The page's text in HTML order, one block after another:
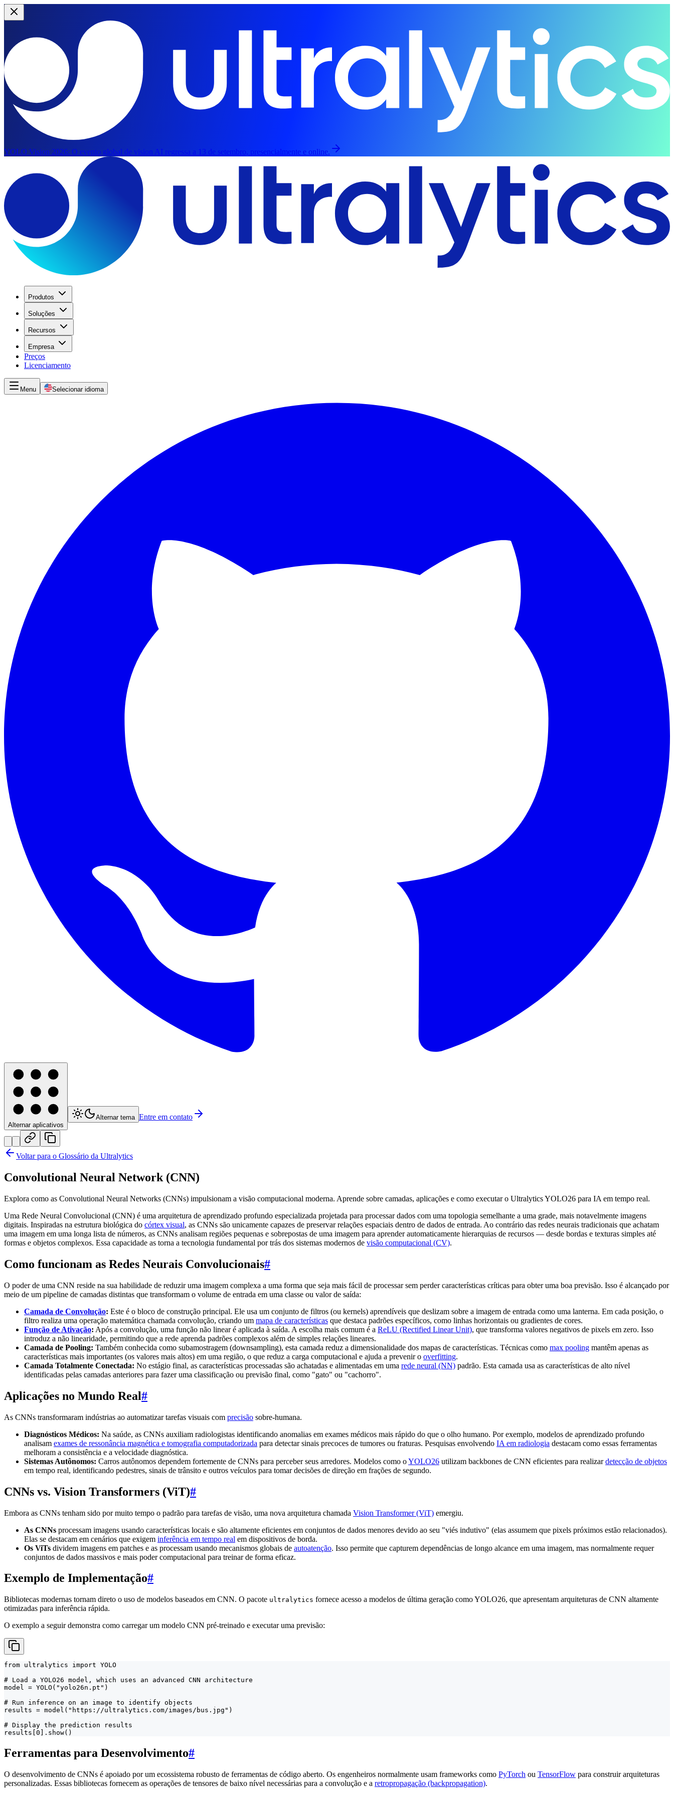
YOLO Vision 2026: O evento global de vision AI regressa a 13 de setembro, presencialmente e online.
Produtos
Soluções
Recursos
Empresa
Preços
Licenciamento
Menu Selecionar idioma
Alternar aplicativos
Alternar tema Entre em contato
Voltar para o Glossário da Ultralytics
Convolutional Neural Network (CNN)
Explora como as Convolutional Neural Networks (CNNs) impulsionam a visão computacional moderna. Aprende sobre camadas, aplicações e como executar o Ultralytics YOLO26 para IA em tempo real.
Uma Rede Neural Convolucional (CNN) é uma arquitetura de aprendizado profundo especializada projetada para processar dados com uma topologia semelhante a uma grade, mais notavelmente imagens
digitais. Inspiradas na estrutura biológica do córtex visual, as CNNs são unicamente capazes de preservar relações espaciais dentro de dados de entrada. Ao contrário das redes neurais tradicionais que achatam
uma imagem em uma longa lista de números, as CNNs analisam regiões pequenas e sobrepostas de uma imagem para aprender automaticamente hierarquias de recursos — desde bordas e texturas simples até
formas e objetos complexos. Essa capacidade as torna a tecnologia fundamental por trás dos sistemas modernos de visão computacional (CV).
Como funcionam as Redes Neurais Convolucionais#
O poder de uma CNN reside na sua habilidade de reduzir uma imagem complexa a uma forma que seja mais fácil de processar sem perder características críticas para obter uma boa previsão. Isso é alcançado por
meio de um pipeline de camadas distintas que transformam o volume de entrada em uma classe ou valor de saída:
Camada de Convolução: Este é o bloco de construção principal. Ele usa um conjunto de filtros (ou kernels) aprendíveis que deslizam sobre a imagem de entrada como uma lanterna. Em cada posição, o
filtro realiza uma operação matemática chamada convolução, criando um mapa de características que destaca padrões específicos, como linhas horizontais ou gradientes de cores.
Função de Ativação: Após a convolução, uma função não linear é aplicada à saída. A escolha mais comum é a ReLU (Rectified Linear Unit), que transforma valores negativos de pixels em zero. Isso
introduz a não linearidade, permitindo que a rede aprenda padrões complexos além de simples relações lineares.
Camada de Pooling: Também conhecida como subamostragem (downsampling), esta camada reduz a dimensionalidade dos mapas de características. Técnicas como max pooling mantêm apenas as
características mais importantes (os valores mais altos) em uma região, o que reduz a carga computacional e ajuda a prevenir o overfitting.
Camada Totalmente Conectada: No estágio final, as características processadas são achatadas e alimentadas em uma rede neural (NN) padrão. Esta camada usa as características de alto nível
identificadas pelas camadas anteriores para fazer uma classificação ou previsão final, como "gato" ou "cachorro".
Aplicações no Mundo Real#
As CNNs transformaram indústrias ao automatizar tarefas visuais com precisão sobre-humana.
Diagnósticos Médicos: Na saúde, as CNNs auxiliam radiologistas identificando anomalias em exames médicos mais rápido do que o olho humano. Por exemplo, modelos de aprendizado profundo
analisam exames de ressonância magnética e tomografia computadorizada para detectar sinais precoces de tumores ou fraturas. Pesquisas envolvendo IA em radiologia destacam como essas ferramentas
melhoram a consistência e a velocidade diagnóstica.
Sistemas Autônomos: Carros autônomos dependem fortemente de CNNs para perceber seus arredores. Modelos como oYOLO26 utilizam backbones de CNN eficientes para realizardetecção de objetos
em tempo real, identificando pedestres, sinais de trânsito e outros veículos para tomar decisões de direção em frações de segundo.
CNNs vs. Vision Transformers (ViT)#
Embora as CNNs tenham sido por muito tempo o padrão para tarefas de visão, uma nova arquitetura chamada Vision Transformer (ViT) emergiu.
As CNNs processam imagens usando características locais e são altamente eficientes em conjuntos de dados menores devido ao seu "viés indutivo" (elas assumem que pixels próximos estão relacionados).
Elas se destacam em cenários que exigem inferência em tempo real em dispositivos de borda.
Os ViTs dividem imagens em patches e as processam usando mecanismos globais de autoatenção. Isso permite que capturem dependências de longo alcance em uma imagem, mas normalmente requer
conjuntos de dados massivos e mais poder computacional para treinar de forma eficaz.
Exemplo de Implementação#
Bibliotecas modernas tornam direto o uso de modelos baseados em CNN. O pacote ultralytics fornece acesso a modelos de última geração como YOLO26, que apresentam arquiteturas de CNN altamente
otimizadas para inferência rápida.
O exemplo a seguir demonstra como carregar um modelo CNN pré-treinado e executar uma previsão:
from ultralytics import YOLO
# Load a YOLO26 model, which uses an advanced CNN architecture
model = YOLO("yolo26n.pt")
# Run inference on an image to identify objects
results = model("https://ultralytics.com/images/bus.jpg")
# Display the prediction results
results[0].show()
Ferramentas para Desenvolvimento#
O desenvolvimento de CNNs é apoiado por um ecossistema robusto de ferramentas de código aberto. Os engenheiros normalmente usam frameworks como PyTorch ou TensorFlow para construir arquiteturas
personalizadas. Essas bibliotecas fornecem as operações de tensores de baixo nível necessárias para a convolução e a retropropagação (backpropagation).